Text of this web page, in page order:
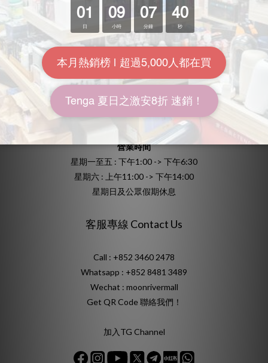
退換貨政策
保修及更換
香港九龍灣宏照道25號源發工業大廈6樓612室
(歡迎預約參觀我們的私人陳列室, Wtsapp : 852 8481 3489)
及 觀塘一千尺倉庫
營業時間
星期一至五 : 下午1:00 -> 下午6:30
星期六 : 上午11:00 -> 下午14:00
星期日及公眾假期休息
客服專線 Contact Us
Call : +852 3460 2478
Whatsapp : +852 8481 3489
Wechat : moonrivermall
Get QR Code 聯絡我們！
加入TG Channel